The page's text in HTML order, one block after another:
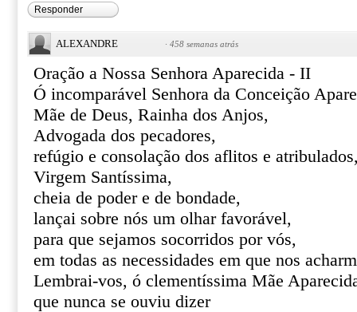
Responder
ALEXANDRE · 458 semanas atrás
Oração a Nossa Senhora Aparecida - II
Ó incomparável Senhora da Conceição
Mãe de Deus, Rainha dos Anjos,
Advogada dos pecadores,
refúgio e consolação dos aflitos e
Virgem Santíssima,
cheia de poder e de bondade,
lançai sobre nós um olhar favorável,
para que sejamos socorridos por vós,
em todas as necessidades em que nos
Lembrai-vos, ó clementíssima Mãe
que nunca se ouviu dizer